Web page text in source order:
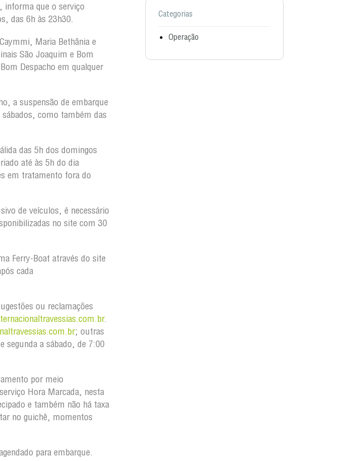
informa que o serviço
das 6h às 23h30.
Maria Bethânia e
São Joaquim e Bom
Despacho em qualquer
a suspensão de embarque
como também das
das 5h dos domingos
até às 5h do dia
em tratamento fora do
de veículos, é necessário
no site com 30
Ferry-Boat através do site
cada
ou reclamações
.
; outras
a sábado, de 7:00
por meio
Hora Marcada, nesta
e também não há taxa
no guichê, momentos
para embarque.
Categorias
Operação